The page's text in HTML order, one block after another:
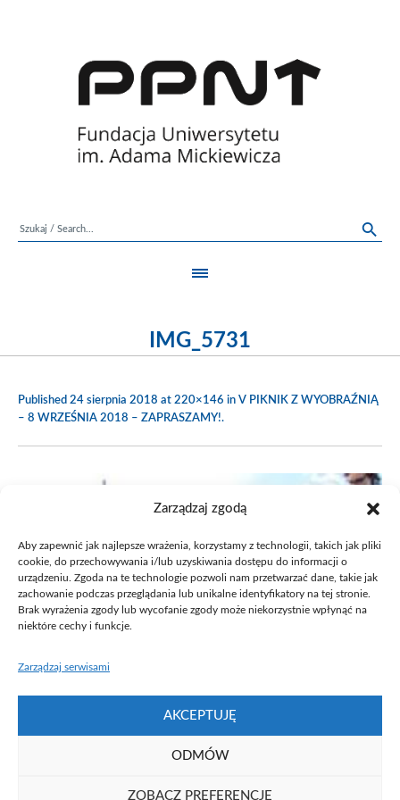
Zarządzaj zgodą
Aby zapewnić jak najlepsze wrażenia, korzystamy z technologii, takich jak pliki
cookie, do przechowywania i/lub uzyskiwania dostępu do informacji o
urządzeniu. Zgoda na te technologie pozwoli nam przetwarzać dane, takie jak
zachowanie podczas przeglądania lub unikalne identyfikatory na tej stronie.
Brak wyrażenia zgody lub wycofanie zgody może niekorzystnie wpłynąć na
niektóre cechy i funkcje.
Zarządzaj serwisami
AKCEPTUJĘ
ODMÓW
ZOBACZ PREFERENCJE
IMG_5731
Published 24 sierpnia 2018 at 220×146 in V PIKNIK Z WYOBRAŹNIĄ
– 8 WRZEŚNIA 2018 – ZAPRASZAMY!.